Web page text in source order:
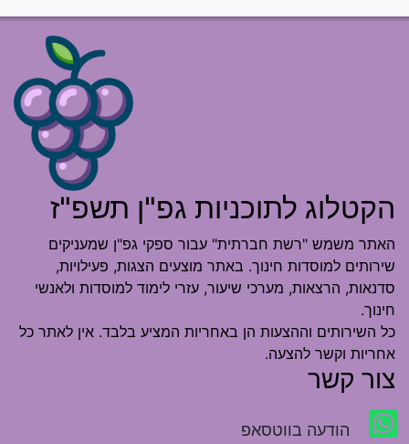
הקטלוג לתוכניות גפ"ן תשפ"ז
האתר משמש "רשת חברתית" עבור ספקי גפ"ן שמעניקים
שירותים למוסדות חינוך. באתר מוצעים הצגות, פעילויות,
סדנאות, הרצאות, מערכי שיעור, עזרי לימוד למוסדות ולאנשי
חינוך.
כל השירותים וההצעות הן באחריות המציע בלבד. אין לאתר כל
אחריות וקשר להצעה.
צור קשר
הודעה בווטסאפ